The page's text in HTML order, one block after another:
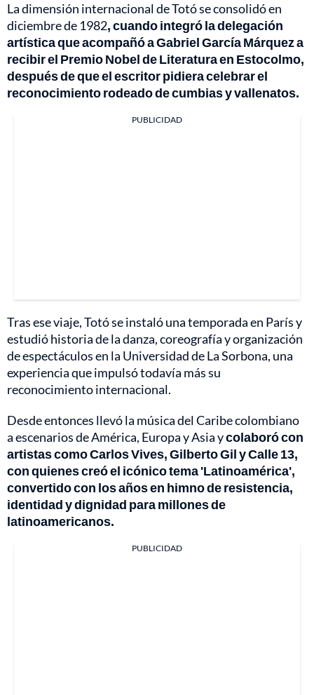
La dimensión internacional de Totó se consolidó en
diciembre de 1982, cuando integró la delegación
artística que acompañó a Gabriel García Márquez a
recibir el Premio Nobel de Literatura en Estocolmo,
después de que el escritor pidiera celebrar el
reconocimiento rodeado de cumbias y vallenatos.
PUBLICIDAD
Tras ese viaje, Totó se instaló una temporada en París y
estudió historia de la danza, coreografía y organización
de espectáculos en la Universidad de La Sorbona, una
experiencia que impulsó todavía más su
reconocimiento internacional.
Desde entonces llevó la música del Caribe colombiano
a escenarios de América, Europa y Asia ycolaboró con
artistas como Carlos Vives, Gilberto Gil y Calle 13,
con quienes creó el icónico tema 'Latinoamérica',
convertido con los años en himno de resistencia,
identidad y dignidad para millones de
latinoamericanos.
PUBLICIDAD